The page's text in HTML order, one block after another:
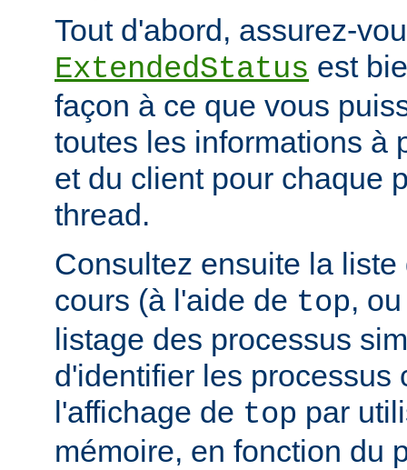
Tout d'abord, assurez-
ExtendedStatus est
façon à ce que vous
toutes les informations à
et du client pour chaque
thread.
Consultez ensuite la
cours (à l'aide de top,
listage des processus
d'identifier les processus
l'affichage de top par
mémoire, en fonction du